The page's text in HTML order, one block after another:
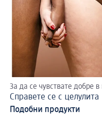
За да се чувствате добре в
Справете се с целулита
Подобни продукти